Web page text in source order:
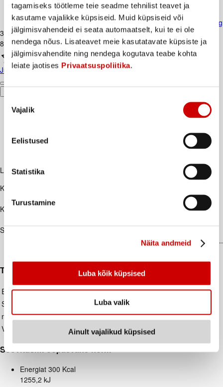
tagamiseks töötleme teie seadme tehnilist teavet ja
kasutame vajalikke küpsiseid. Muid küpsiseid või
jälgimisvahendeid ei seata automaatselt, kui te ei ole
nendega nõus. Lisateavet meie kasutatavate küpsiste ja
jälgimisvahendite ning nendega kogutava teabe kohta
leiate jaotises Privaatsuspoliitika.
Nõusoleku
valik
Vajalik
Eelistused
Statistika
Turustamine
Näita andmeid
Luba kõik küpsised
Luba valik
Ainult vajalikud küpsised
Juust täispiimast EESTI viilutatud, 450g
3
89€
8,64€/kg
Juust täispiimast EESTI viilutatud, 450g
Lisaks soovitame
Kirjeldus
Eesti Mesi sangaga klaaspurgis
Koostisosad
Säilitamistingimused
Säilitada kuivas, jahedas, päikese eest kaitstuna..
Toiteväärtus (100 g/ml)
Energiat
1255.20 kJ / 300.00 Kcal
Süsivesikud
millest suhkruid 0.30 g
Valgud
0.01 g
Soovituslik ööpäevane norm
Energiat 300 Kcal
1255,2 kJ